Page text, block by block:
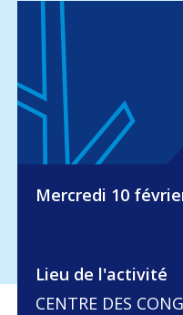
Mercredi 10
Lieu de l'activité
CENTRE DES